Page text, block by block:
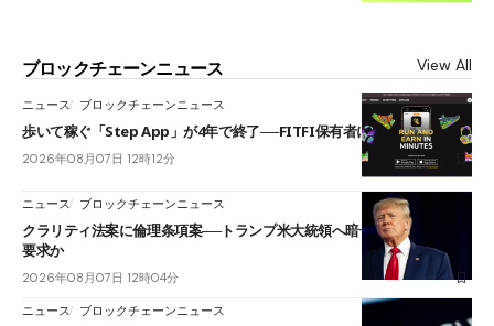
ブロックチェーンニュース View All
ニュース ブロックチェーンニュース
歩いて稼ぐ「Step App」が4年で終了──FITFI保有者に対応呼びかけ
2026年08月07日 12時12分
ニュース ブロックチェーンニュース
クラリティ法案に倫理条項案──トランプ米大統領へ暗号資産事業の売却
要求か
2026年08月07日 12時04分
ニュース ブロックチェーンニュース